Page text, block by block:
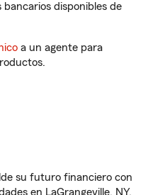
disponibles de
a un agente para
su futuro financiero con
en LaGrangeville, NY.